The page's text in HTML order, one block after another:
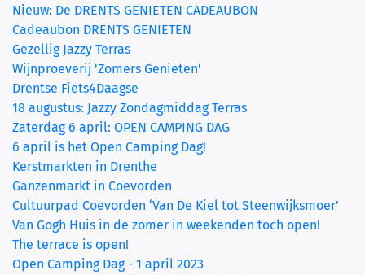
Nieuw: De DRENTS GENIETEN CADEAUBON
Cadeaubon DRENTS GENIETEN
Gezellig Jazzy Terras
Wijnproeverij 'Zomers Genieten'
Drentse Fiets4Daagse
18 augustus: Jazzy Zondagmiddag Terras
Zaterdag 6 april: OPEN CAMPING DAG
6 april is het Open Camping Dag!
Kerstmarkten in Drenthe
Ganzenmarkt in Coevorden
Cultuurpad Coevorden ‘Van De Kiel tot Steenwijksmoer’
Van Gogh Huis in de zomer in weekenden toch open!
The terrace is open!
Open Camping Dag - 1 april 2023